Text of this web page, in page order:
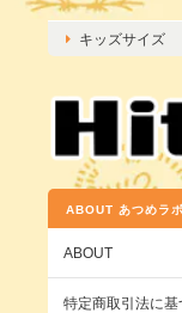
キッズサイズ
ABOUT あつめラ
ABOUT
特定商取引法に基